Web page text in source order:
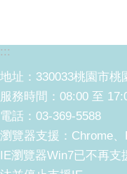
:::
地址：330033桃園市桃
服務時間：08:00 至
電話：03-369-5588
瀏覽器支援：Chrome
IE瀏覽器Win7已不再支